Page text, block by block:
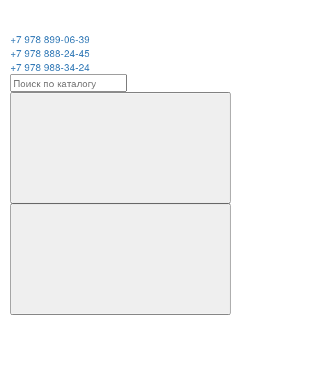
+7 978 899-06-39
+7 978 888-24-45
+7 978 988-34-24